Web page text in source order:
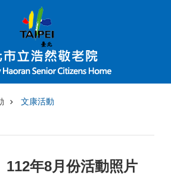
文康活動
112年8月份活動照片